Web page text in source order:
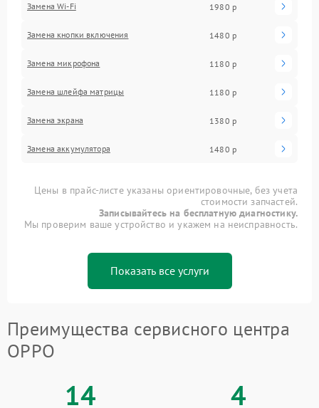
Замена Wi-Fi 1980 р
Замена кнопки включения 1480 р
Замена микрофона 1180 р
Замена шлейфа матрицы 1180 р
Замена экрана 1380 р
Замена аккумулятора 1480 р
Цены в прайс-листе указаны ориентировочные, без учета
стоимости запчастей.
Записывайтесь на бесплатную диагностику.
Мы проверим ваше устройство и укажем на неисправность.
Показать все услуги
Преимущества сервисного центра
OPPO
14 4